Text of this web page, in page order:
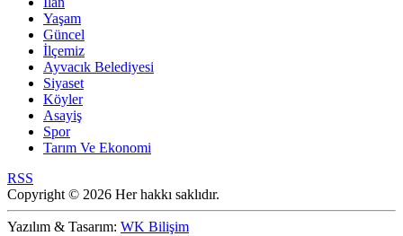
Yaşam
Güncel
İlçemiz
Ayvacık Belediyesi
Siyaset
Köyler
Asayiş
Spor
Tarım Ve Ekonomi
RSS
Copyright © 2026 Her hakkı saklıdır.
Yazılım & Tasarım: WK Bilişim